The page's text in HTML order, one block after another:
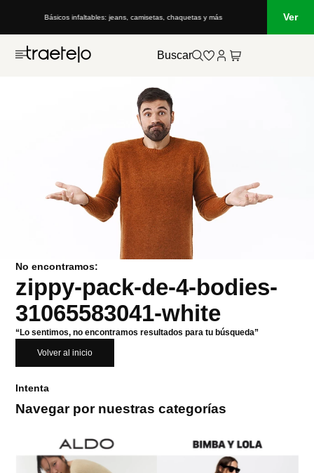
Básicos infaltables: jeans, camisetas, chaquetas y más Ver
Buscar
No encontramos:
zippy-pack-de-4-bodies-
31065583041-white
“Lo sentimos, no encontramos resultados para tu búsqueda”
Volver al inicio
Intenta
Navegar por nuestras categorías